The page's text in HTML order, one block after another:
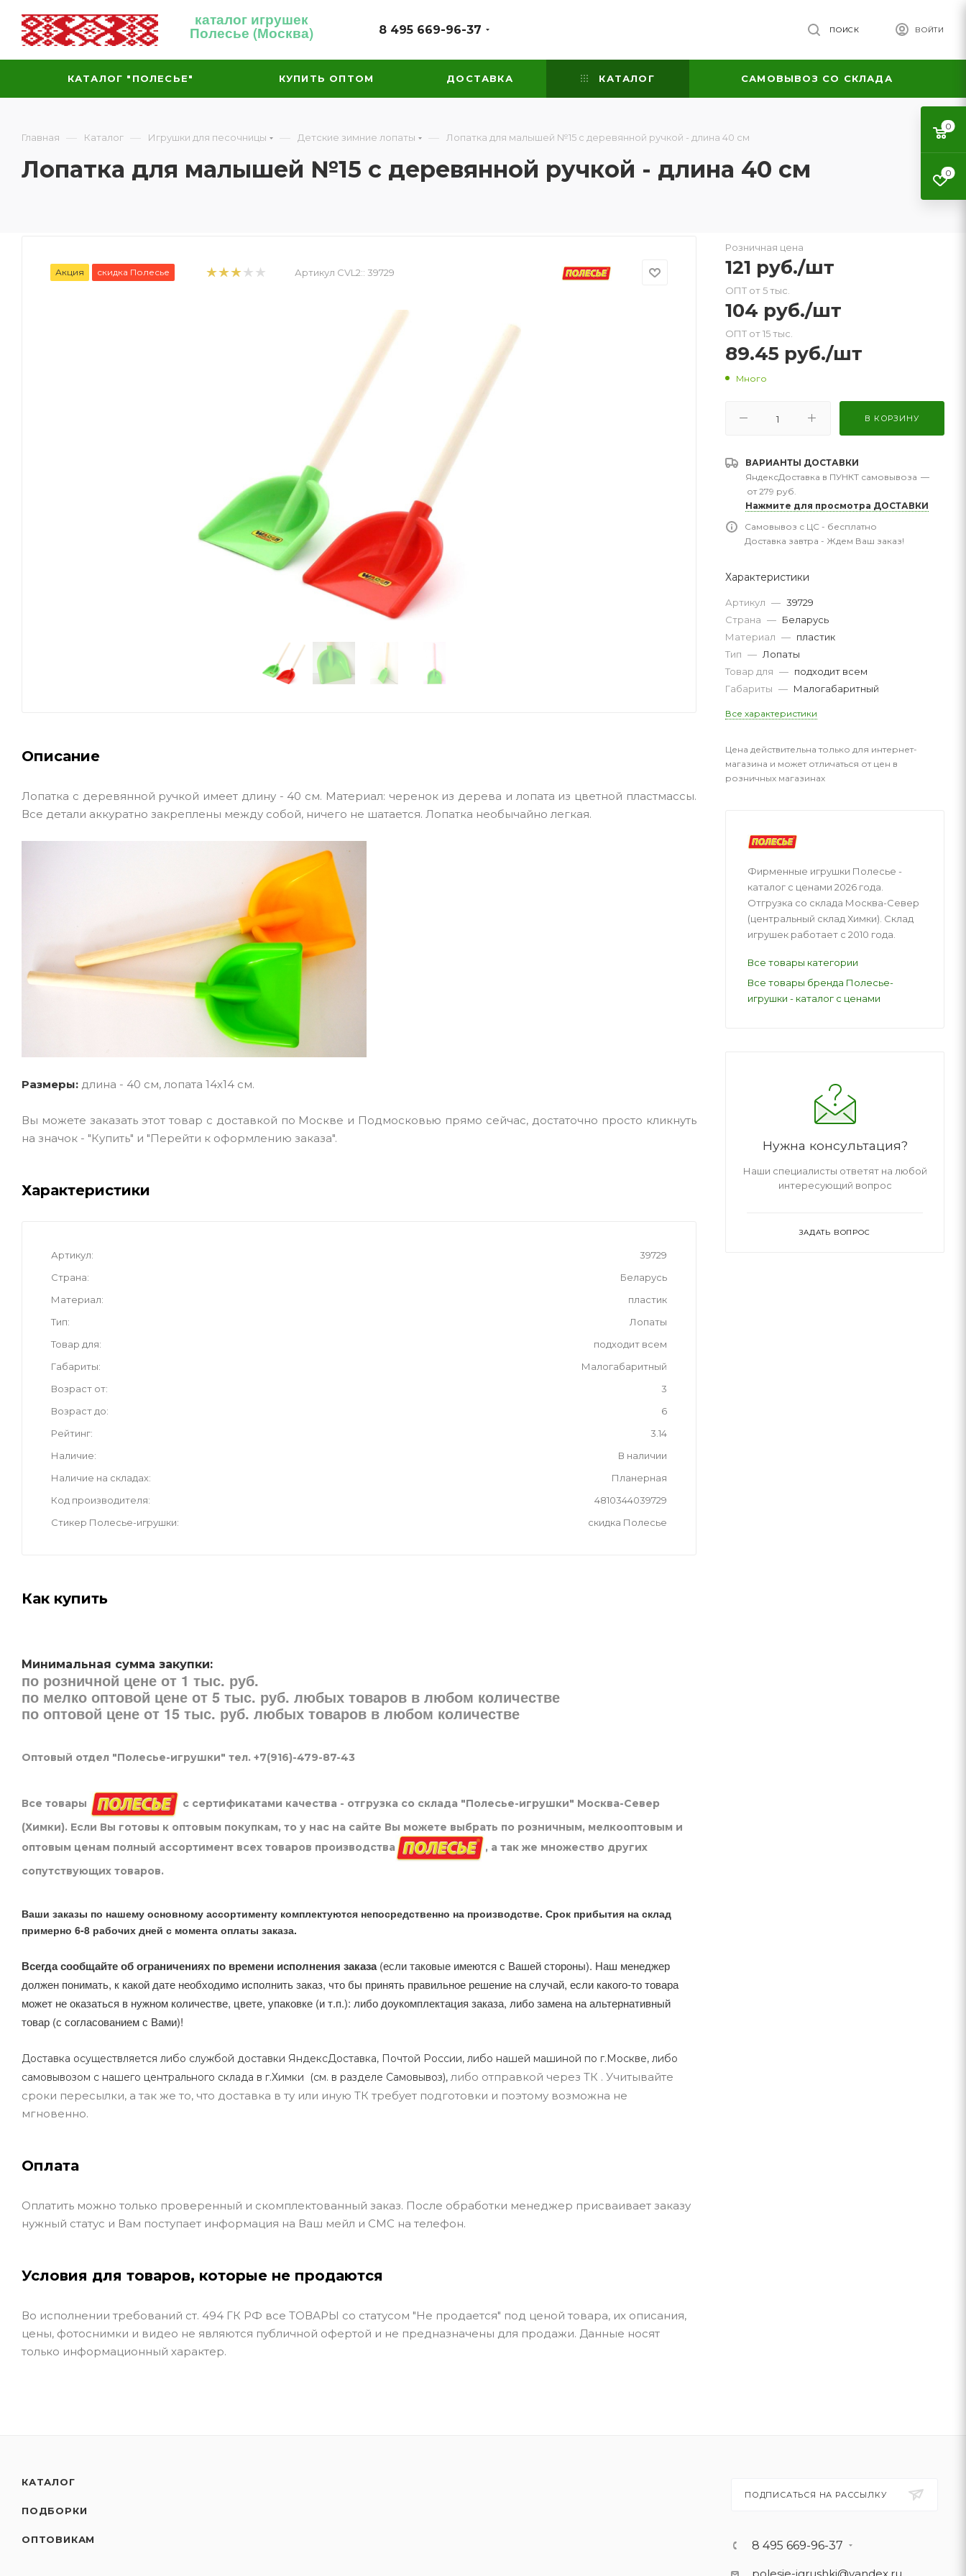
каталог игрушек
Полесье (Москва) 8 495 669-96-37 ВОЙТИ
ПОИСК
КАТАЛОГ "ПОЛЕСЬЕ" КУПИТЬ ОПТОМ ДОСТАВКА КАТАЛОГ САМОВЫВОЗ СО СКЛАДА
Главная — Каталог — Игрушки для песочницы — Детские зимние лопаты — Лопатка для малышей №15 с деревянной ручкой - длина 40 см
Лопатка для малышей №15 с деревянной ручкой - длина 40 см
Акция скидка Полесье Артикул CVL2:: 39729
Описание
Лопатка с деревянной ручкой имеет длину - 40 см. Материал: черенок из дерева и лопата из цветной пластмассы.
Все детали аккуратно закреплены между собой, ничего не шатается. Лопатка необычайно легкая.
Размеры: длина - 40 см, лопата 14х14 см.
Вы можете заказать этот товар с доставкой по Москве и Подмосковью прямо сейчас, достаточно просто кликнуть
на значок - "Купить" и "Перейти к оформлению заказа".
Характеристики
Артикул
39729
Страна
Беларусь
Материал
пластик
Тип
Лопаты
Товар для
подходит всем
Габариты
Малогабаритный
Возраст от
3
Возраст до
6
Рейтинг
3.14
Наличие
В наличии
Наличие на складах
Планерная
Код производителя
4810344039729
Стикер Полесье-игрушки
скидка Полесье
Как купить
Минимальная сумма закупки:
по розничной цене от 1 тыс. руб.
по мелко оптовой цене от 5 тыс. руб. любых товаров в любом количестве
по оптовой цене от 15 тыс. руб. любых товаров в любом количестве
Оптовый отдел "Полесье-игрушки" тел. +7(916)-479-87-43
Все товары
с сертификатами качества - отгрузка со склада "Полесье-игрушки" Москва-Север
(Химки). Если Вы готовы к оптовым покупкам, то у нас на сайте Вы можете выбрать по розничным, мелкооптовым и
оптовым ценам полный ассортимент всех товаров производства
, а так же множество других
сопутствующих товаров.
Ваши заказы по нашему основному ассортименту комплектуются непосредственно на производстве. Срок прибытия на склад
примерно 6-8 рабочих дней с момента оплаты заказа.
Всегда сообщайте об ограничениях по времени исполнения заказа(если таковые имеются с Вашей стороны). Наш менеджер
должен понимать, к какой дате необходимо исполнить заказ, что бы принять правильное решение на случай, если какого-то товара
может не оказаться в нужном количестве, цвете, упаковке (и т.п.): либо доукомплектация заказа, либо замена на альтернативный
товар (с согласованием с Вами)!
Доставка осуществляется либо службой доставки ЯндексДоставка, Почтой России, либо нашей машиной по г.Москве, либо
самовывозом с нашего центрального склада в г.Химки (см. в разделе Самовывоз), либо отправкой через ТК . Учитывайте
сроки пересылки, а так же то, что доставка в ту или иную ТК требует подготовки и поэтому возможна не
мгновенно.
Оплата
Оплатить можно только проверенный и скомплектованный заказ. После обработки менеджер присваивает заказу
нужный статус и Вам поступает информация на Ваш мейл и СМС на телефон.
Условия для товаров, которые не продаются
Во исполнении требований ст. 494 ГК РФ все ТОВАРЫ со статусом "Не продается" под ценой товара, их описания,
цены, фотоснимки и видео не являются публичной офертой и не предназначены для продажи. Данные носят
только информационный характер.
Розничная цена
121 руб./шт
ОПТ от 5 тыс.
104 руб./шт
ОПТ от 15 тыс.
89.45 руб./шт
Много
В КОРЗИНУ
ВАРИАНТЫ ДОСТАВКИ
ЯндексДоставка в ПУНКТ самовывоза —
от 279 руб.
Нажмите для просмотра ДОСТАВКИ
Самовывоз с ЦС - бесплатно
Доставка завтра - Ждем Ваш заказ!
Характеристики
Артикул — 39729
Страна — Беларусь
Материал — пластик
Тип — Лопаты
Товар для — подходит всем
Габариты — Малогабаритный
Все характеристики
Цена действительна только для интернет-
магазина и может отличаться от цен в
розничных магазинах
Фирменные игрушки Полесье -
каталог с ценами 2026 года.
Отгрузка со склада Москва-Север
(центральный склад Химки). Склад
игрушек работает с 2010 года.
Все товары категории
Все товары бренда Полесье-
игрушки - каталог с ценами
Нужна консультация?
Наши специалисты ответят на любой
интересующий вопрос
ЗАДАТЬ ВОПРОС
КАТАЛОГ
ПОДБОРКИ
ОПТОВИКАМ
ПОДПИСАТЬСЯ НА РАССЫЛКУ
8 495 669-96-37
0
0